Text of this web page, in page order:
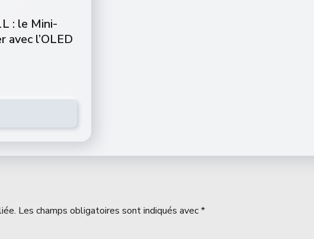
: le Mini-
avec l’OLED
Les champs obligatoires sont indiqués avec*